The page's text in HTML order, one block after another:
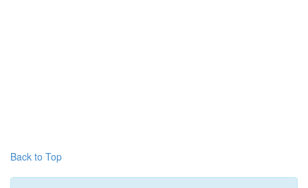
Back to Top